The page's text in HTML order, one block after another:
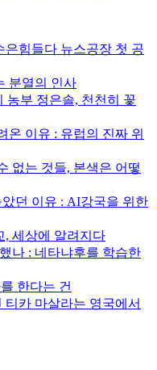
은힘들다 뉴스공장 첫 공
분열의 인사
농부 정은솔, 천천히 꽃
온 이유 : 유럽의 진짜 위
없는 것들, 본색은 어떻
던 이유 : AI강국을 위한
, 세상에 알려지다
나 : 네타냐후를 학습한
한다는 건
티카 마살라는 영국에서